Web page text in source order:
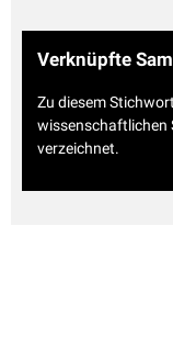
Verknüpfte
Zu diesem
wissenschaftlichen
verzeichnet.